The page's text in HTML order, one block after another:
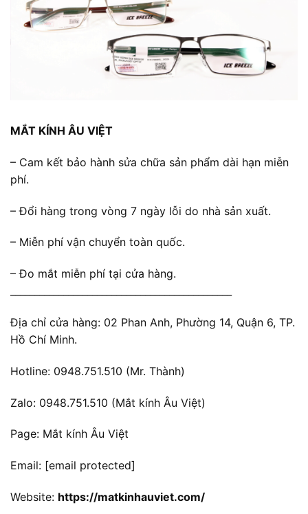
MẮT KÍNH ÂU VIỆT
– Cam kết bảo hành sửa chữa sản phẩm dài hạn miễn
phí.
– Đổi hàng trong vòng 7 ngày lỗi do nhà sản xuất.
– Miễn phí vận chuyển toàn quốc.
– Đo mắt miễn phí tại cửa hàng.
Địa chỉ cửa hàng: 02 Phan Anh, Phường 14, Quận 6, TP.
Hồ Chí Minh.
Hotline: 0948.751.510 (Mr. Thành)
Zalo: 0948.751.510 (Mắt kính Âu Việt)
Page: Mắt kính Âu Việt
Email: [email protected]
Website: https://matkinhauviet.com/